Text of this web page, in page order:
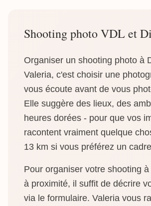
Shooting photo VDL et
Organiser un shooting photo à
Valeria, c'est choisir une
vous écoute avant de vous
Elle suggère des lieux, des
heures dorées - pour que vos
racontent vraiment quelque
13 km si vous préférez un
Pour organiser votre shooting
à proximité, il suffit de décrire
via le formulaire. Valeria vous